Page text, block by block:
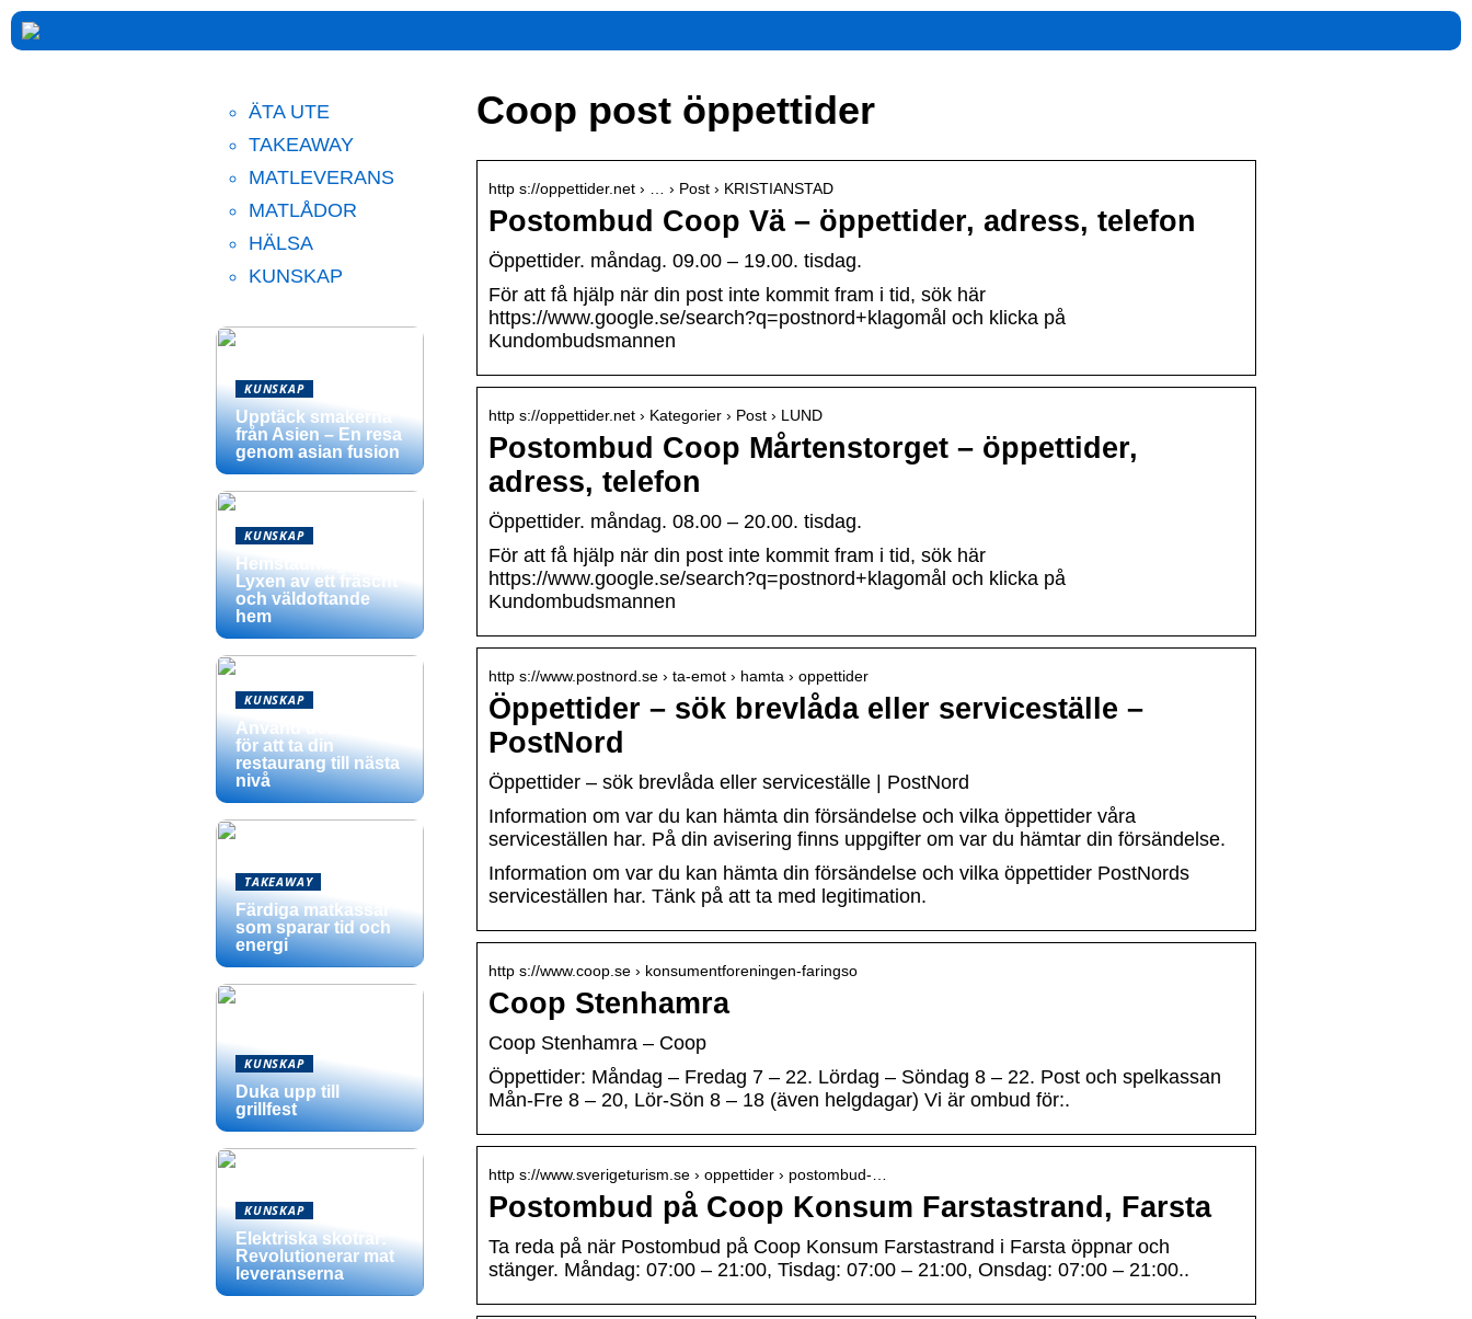
Coop post öppettider
http s://oppettider.net › … › Post › KRISTIANSTAD
Postombud Coop Vä – öppettider, adress, telefon
Öppettider. måndag. 09.00 – 19.00. tisdag.
För att få hjälp när din post inte kommit fram i tid, sök här
https://www.google.se/search?q=postnord+klagomål och klicka på
Kundombudsmannen
http s://oppettider.net › Kategorier › Post › LUND
Postombud Coop Mårtenstorget – öppettider,
adress, telefon
Öppettider. måndag. 08.00 – 20.00. tisdag.
För att få hjälp när din post inte kommit fram i tid, sök här
https://www.google.se/search?q=postnord+klagomål och klicka på
Kundombudsmannen
http s://www.postnord.se › ta-emot › hamta › oppettider
Öppettider – sök brevlåda eller serviceställe –
PostNord
Öppettider – sök brevlåda eller serviceställe | PostNord
Information om var du kan hämta din försändelse och vilka öppettider våra
serviceställen har. På din avisering finns uppgifter om var du hämtar din försändelse.
Information om var du kan hämta din försändelse och vilka öppettider PostNords
serviceställen har. Tänk på att ta med legitimation.
http s://www.coop.se › konsumentforeningen-faringso
Coop Stenhamra
Coop Stenhamra – Coop
Öppettider: Måndag – Fredag 7 – 22. Lördag – Söndag 8 – 22. Post och spelkassan
Mån-Fre 8 – 20, Lör-Sön 8 – 18 (även helgdagar) Vi är ombud för:.
http s://www.sverigeturism.se › oppettider › postombud-…
Postombud på Coop Konsum Farstastrand, Farsta
Ta reda på när Postombud på Coop Konsum Farstastrand i Farsta öppnar och
stänger. Måndag: 07:00 – 21:00, Tisdag: 07:00 – 21:00, Onsdag: 07:00 – 21:00..
ÄTA UTE
TAKEAWAY
MATLEVERANS
MATLÅDOR
HÄLSA
KUNSKAP
KUNSKAP
Upptäck smakerna
från Asien – En resa
genom asian fusion
KUNSKAP
Hemstädning –
Lyxen av ett fräscht
och väldoftande
hem
KUNSKAP
Använd dessa tips
för att ta din
restaurang till nästa
nivå
TAKEAWAY
Färdiga matkassar
som sparar tid och
energi
KUNSKAP
Duka upp till
grillfest
KUNSKAP
Elektriska skotrar:
Revolutionerar mat
leveranserna